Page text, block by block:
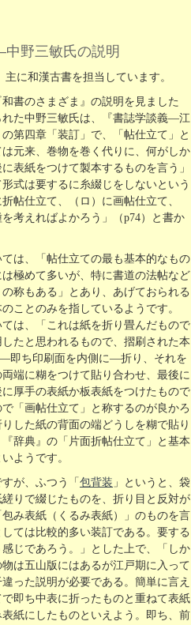
中野三敏氏の説明
に和漢古書を担当しています。
書のさまざま』の説明を見ました
れた中野三敏氏は、『書誌学談義―江
第四章「装訂」で、「帖仕立て」と
元来、巻物を巻く代りに、何がしか
表紙をつけて製本するものを言う」
式は要するに糸綴じをしないという
帖仕立て、（ロ）に画帖仕立て、
考えればよかろう」（p74）と書か
は、「帖仕立ての最も基本的なもの
極めて多いが、特に書道の法帖など
称もある」とあり、あげておられる
ことのみを指しているようです。
は、「これは紙を折り畳んだもので
たと思われるもので、摺刷された本
即ち印刷面を内側に―折り、それを
端に糊をつけて貼り合わせ、最後に
厚手の表紙か板表紙をつけたもので
「画帖仕立て」と称するのが良かろ
した紙の背面の端どうしを糊で貼り
辞典』の「片面折帖仕立て」と基本
ようです。
が、ふつう「 包背装 」というと、袋
りで綴じたものを、折り目と反対が
み表紙（くるみ表紙）」のものを言
しては比較的多い装訂である。要する
じであろう。」とした上で、「しか
は五山版にはあるが江戸期に入って
った説明が必要である。簡単に言え
即ち中表に折ったものと重ねて表紙
紙にしたものといえよう。即ち、前